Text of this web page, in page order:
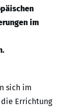
im
sich im
Errichtung